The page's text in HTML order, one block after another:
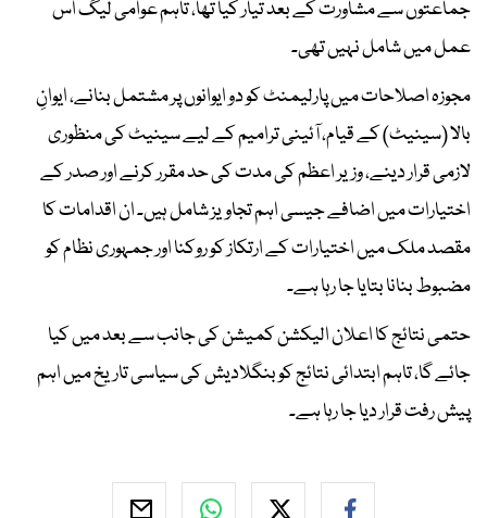
جماعتوں سے مشاورت کے بعد تیار کیا تھا، تاہم عوامی لیگ اس
عمل میں شامل نہیں تھی۔
مجوزہ اصلاحات میں پارلیمنٹ کو دو ایوانوں پر مشتمل بنانے، ایوانِ
بالا (سینیٹ) کے قیام، آئینی ترامیم کے لیے سینیٹ کی منظوری
لازمی قرار دینے، وزیر اعظم کی مدت کی حد مقرر کرنے اور صدر کے
اختیارات میں اضافے جیسی اہم تجاویز شامل ہیں۔ ان اقدامات کا
مقصد ملک میں اختیارات کے ارتکاز کو روکنا اور جمہوری نظام کو
مضبوط بنانا بتایا جا رہا ہے۔
حتمی نتائج کا اعلان الیکشن کمیشن کی جانب سے بعد میں کیا
جائے گا، تاہم ابتدائی نتائج کو بنگلادیش کی سیاسی تاریخ میں اہم
پیش رفت قرار دیا جا رہا ہے۔